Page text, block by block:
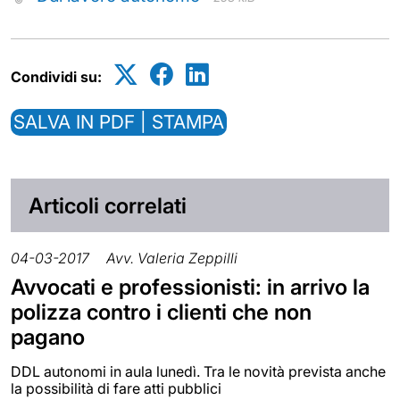
Condividi su:
SALVA IN PDF | STAMPA
Articoli correlati
04-03-2017 Avv. Valeria Zeppilli
Avvocati e professionisti: in arrivo la
polizza contro i clienti che non
pagano
DDL autonomi in aula lunedì. Tra le novità prevista anche
la possibilità di fare atti pubblici